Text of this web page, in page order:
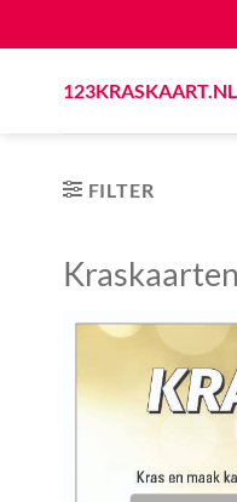
to
123KRASKAART.NL
FILTER